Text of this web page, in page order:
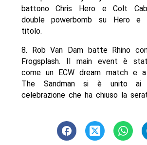
battono Chris Hero e Colt
double powerbomb su Hero e
titolo.
8. Rob Van Dam batte Rhino
Frogsplash. Il main event è
come un ECW dream match e
The Sandman si è unito
celebrazione che ha chiuso la